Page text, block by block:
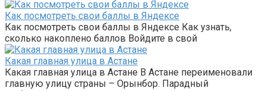
Как посмотреть свои баллы в Яндексе
Как посмотреть свои баллы в Яндексе Как узнать,
сколько накоплено баллов Войдите в свой
Какая главная улица в Астане
Какая главная улица в Астане В Астане переименовали
главную улицу страны – Орынбор. Парадный